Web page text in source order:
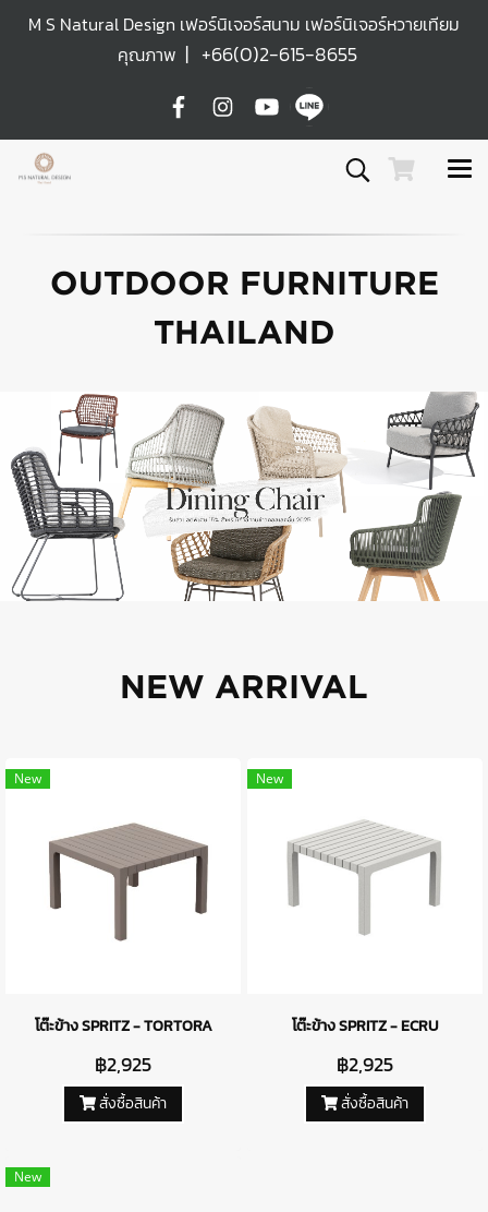
M S Natural Design เฟอร์นิเจอร์สนาม เฟอร์นิเจอร์หวายเทียม
คุณภาพ | +66(0)2-615-8655
OUTDOOR FURNITURE
THAILAND
NEW ARRIVAL
New
โต๊ะข้าง SPRITZ - TORTORA
฿2,925
สั่งซื้อสินค้า
New
โต๊ะข้าง SPRITZ - ECRU
฿2,925
สั่งซื้อสินค้า
New